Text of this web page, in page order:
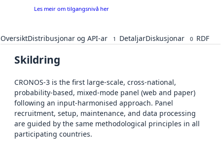
Les meir om tilgangsnivå her
OversiktDistribusjonar og API-ar 1 DetaljarDiskusjonar 0 RDF
Skildring
CRONOS-3 is the first large-scale, cross-national,
probability-based, mixed-mode panel (web and paper)
following an input-harmonised approach. Panel
recruitment, setup, maintenance, and data processing
are guided by the same methodological principles in all
participating countries.